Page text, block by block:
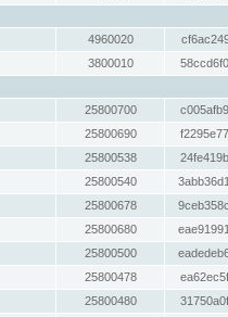
4960020
3800010
25800700
25800690
25800538
25800540
25800678
25800680
25800500
25800478
25800480